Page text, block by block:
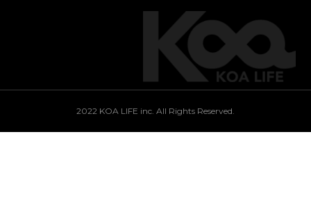
2022 KOA LIFE inc. All Rights Reserved.